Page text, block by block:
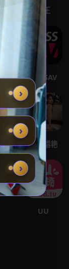
海王
MISSAV
总裁猎艳
UU
›
›
›